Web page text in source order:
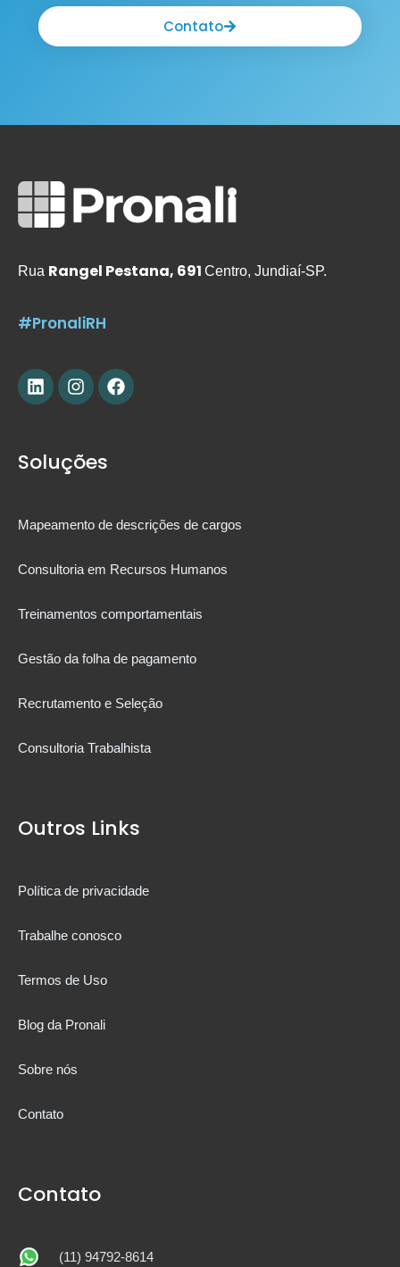
Contato
Rua Rangel Pestana, 691 Centro, Jundiaí-SP.
#PronaliRH
Soluções
Mapeamento de descrições de cargos
Consultoria em Recursos Humanos
Treinamentos comportamentais
Gestão da folha de pagamento
Recrutamento e Seleção
Consultoria Trabalhista
Outros Links
Política de privacidade
Trabalhe conosco
Termos de Uso
Blog da Pronali
Sobre nós
Contato
Contato
(11) 94792-8614